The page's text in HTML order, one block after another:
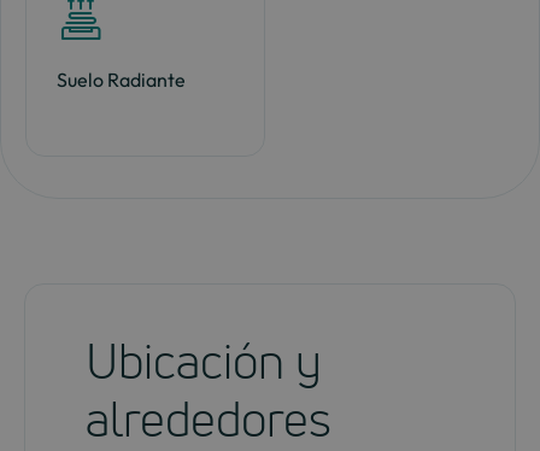
Suelo Radiante
Ubicación y
alrededores